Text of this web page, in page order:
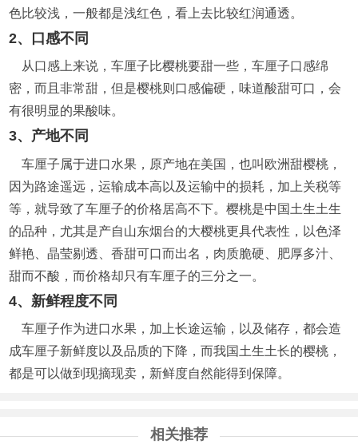
色比较浅，一般都是浅红色，看上去比较红润通透。
2、口感不同
从口感上来说，车厘子比樱桃要甜一些，车厘子口感绵
密，而且非常甜，但是樱桃则口感偏硬，味道酸甜可口，会
有很明显的果酸味。
3、产地不同
车厘子属于进口水果，原产地在美国，也叫欧洲甜樱桃，
因为路途遥远，运输成本高以及运输中的损耗，加上关税等
等，就导致了车厘子的价格居高不下。樱桃是中国土生土生
的品种，尤其是产自山东烟台的大樱桃更具代表性，以色泽
鲜艳、晶莹剔透、香甜可口而出名，肉质脆硬、肥厚多汁、
甜而不酸，而价格却只有车厘子的三分之一。
4、新鲜程度不同
车厘子作为进口水果，加上长途运输，以及储存，都会造
成车厘子新鲜度以及品质的下降，而我国土生土长的樱桃，
都是可以做到现摘现卖，新鲜度自然能得到保障。
相关推荐